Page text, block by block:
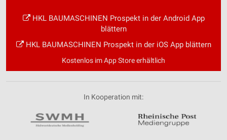
HKL BAUMASCHINEN Prospekt in der Android App
blättern
HKL BAUMASCHINEN Prospekt in der iOS App blättern
Kostenlos im App Store erhältlich
In Kooperation mit: